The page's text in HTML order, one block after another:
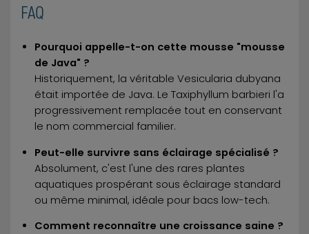
FAQ
Pourquoi appelle-t-on cette mousse "mousse
de Java" ?
Historiquement, la véritable Vesicularia dubyana
était importée de Java. Le Taxiphyllum barbieri l'a
progressivement remplacée tout en conservant
le nom commercial familier.
Peut-elle survivre sans éclairage spécialisé ?
Absolument, c'est l'une des rares plantes
aquatiques prospérant sous éclairage standard
ou même minimal, idéale pour bacs low-tech.
Comment reconnaître une croissance saine ?